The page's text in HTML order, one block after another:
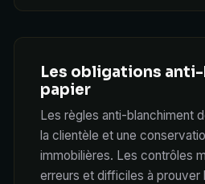
Les obligations
papier
Les règles anti-blanchiment
la clientèle et une
immobilières. Les contrôles
erreurs et difficiles à prouver